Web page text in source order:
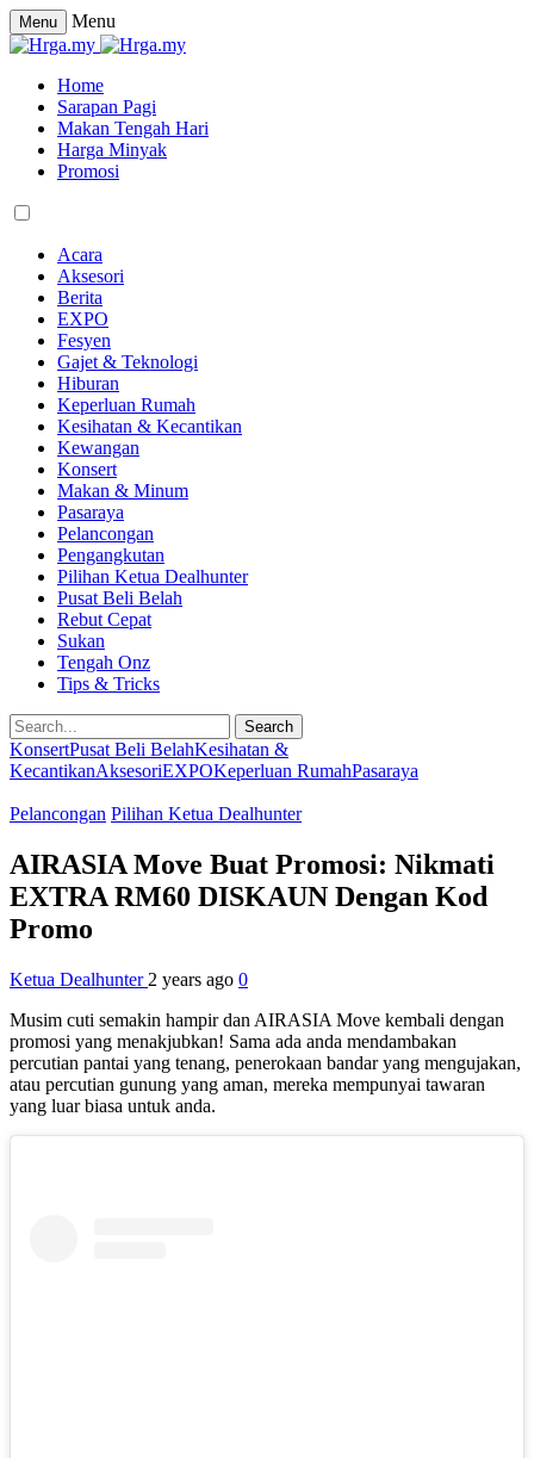
Menu Menu
Home
Sarapan Pagi
Makan Tengah Hari
Harga Minyak
Promosi
Acara
Aksesori
Berita
EXPO
Fesyen
Gajet & Teknologi
Hiburan
Keperluan Rumah
Kesihatan & Kecantikan
Kewangan
Konsert
Makan & Minum
Pasaraya
Pelancongan
Pengangkutan
Pilihan Ketua Dealhunter
Pusat Beli Belah
Rebut Cepat
Sukan
Tengah Onz
Tips & Tricks
Search
KonsertPusat Beli BelahKesihatan &
KecantikanAksesoriEXPOKeperluan RumahPasaraya
Pelancongan Pilihan Ketua Dealhunter
AIRASIA Move Buat Promosi: Nikmati
EXTRA RM60 DISKAUN Dengan Kod
Promo
Ketua Dealhunter 2 years ago 0
Musim cuti semakin hampir dan AIRASIA Move kembali dengan
promosi yang menakjubkan! Sama ada anda mendambakan
percutian pantai yang tenang, penerokaan bandar yang mengujakan,
atau percutian gunung yang aman, mereka mempunyai tawaran
yang luar biasa untuk anda.